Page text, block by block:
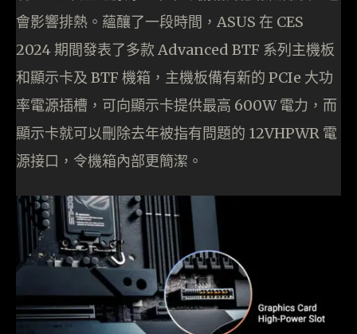
會影響排熱。蘊釀了一段時間，ASUS 在 CES
2024 期間發表了多款 Advanced BTF 系列主機板
和顯示卡及 BTF 機箱，主機板備有新的 PCIe 大功
率電源插槽，可向顯示卡提供最高 600W 電力，而
顯示卡就可以刪除去年被指有問題的 12VHPWR 電
源接口，令機箱內部更簡潔。